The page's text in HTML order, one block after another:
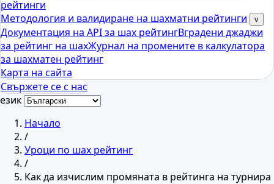
рейтинги
Методология и валидиране на шахматни рейтинги
v
Документация на API за шах рейтингВградени джаджи
за рейтинг на шахЖурнал на промените в калкулатора
за шахматен рейтинг
Карта на сайта
Свържете се с нас
език
Начало
/
Уроци по шах рейтинг
/
Как да изчислим промяната в рейтинга на турнира